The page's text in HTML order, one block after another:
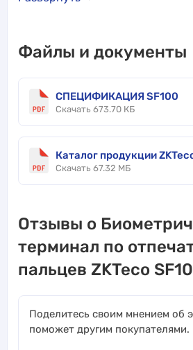
Файлы и документы
СПЕЦИФИКАЦИЯ SF100
Скачать 673.70 КБ
Каталог продукции
Скачать 67.32 МБ
Отзывы о
терминал по
пальцев ZKTeco
Поделитесь своим мнением об
поможет другим покупателями.